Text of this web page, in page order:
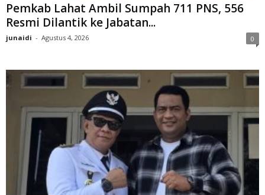
Pemkab Lahat Ambil Sumpah 711 PNS, 556
Resmi Dilantik ke Jabatan...
junaidi - Agustus 4, 2026 0